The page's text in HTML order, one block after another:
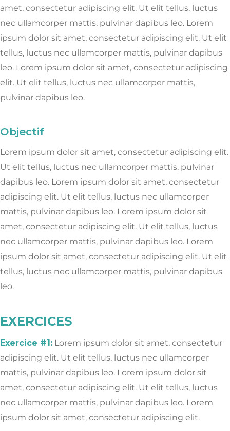
amet, consectetur adipiscing elit. Ut elit tellus, luctus
nec ullamcorper mattis, pulvinar dapibus leo. Lorem
ipsum dolor sit amet, consectetur adipiscing elit. Ut elit
tellus, luctus nec ullamcorper mattis, pulvinar dapibus
leo. Lorem ipsum dolor sit amet, consectetur adipiscing
elit. Ut elit tellus, luctus nec ullamcorper mattis,
pulvinar dapibus leo.
Objectif
Lorem ipsum dolor sit amet, consectetur adipiscing elit.
Ut elit tellus, luctus nec ullamcorper mattis, pulvinar
dapibus leo. Lorem ipsum dolor sit amet, consectetur
adipiscing elit. Ut elit tellus, luctus nec ullamcorper
mattis, pulvinar dapibus leo. Lorem ipsum dolor sit
amet, consectetur adipiscing elit. Ut elit tellus, luctus
nec ullamcorper mattis, pulvinar dapibus leo. Lorem
ipsum dolor sit amet, consectetur adipiscing elit. Ut elit
tellus, luctus nec ullamcorper mattis, pulvinar dapibus
leo.
EXERCICES
Exercice #1: Lorem ipsum dolor sit amet, consectetur
adipiscing elit. Ut elit tellus, luctus nec ullamcorper
mattis, pulvinar dapibus leo. Lorem ipsum dolor sit
amet, consectetur adipiscing elit. Ut elit tellus, luctus
nec ullamcorper mattis, pulvinar dapibus leo. Lorem
ipsum dolor sit amet, consectetur adipiscing elit.